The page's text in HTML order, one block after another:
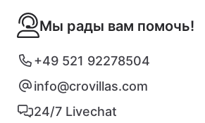
Мы рады вам помочь!
+49 521 92278504
info@crovillas.com
24/7 Livechat